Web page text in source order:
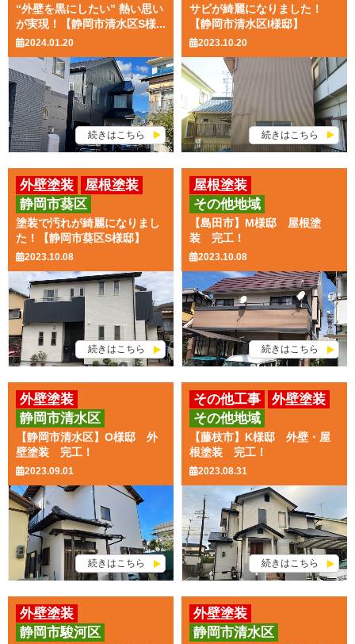
“外壁を黒にしたい” 熱い思い
が実現！【静岡市清水区S様...
2024.01.20
続きはこちら
サビが綺麗になりました！
【静岡市清水区I様邸】
2023.10.20
続きはこちら
塗装で汚れが綺麗になりまし
た！【静岡市葵区S様邸】
2023.10.08
続きはこちら
外壁塗装
屋根塗装
静岡市葵区
【島田市】M様邸 屋根塗
装 完工！
2023.10.08
続きはこちら
屋根塗装
その他地域
【静岡市清水区】O様邸 外
壁塗装 完工！
2023.09.01
続きはこちら
外壁塗装
静岡市清水区
【藤枝市】K様邸 外壁・屋
根塗装 完工！
2023.08.31
続きはこちら
その他工事
外壁塗装
屋根塗装
その他地域
外壁塗装
静岡市駿河区
外壁塗装
静岡市清水区